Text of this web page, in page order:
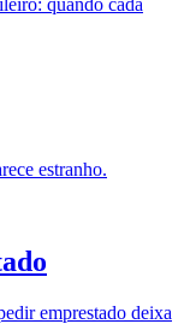
quando cada
estranho.
emprestado deixa